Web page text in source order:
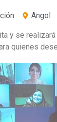
Angol
y se
quienes